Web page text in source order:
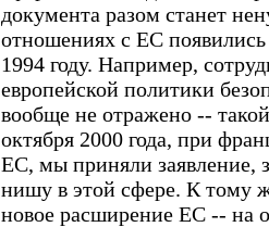
документа разом станет
отношениях с ЕС
1994 году. Например,
европейской политики
вообще не отражено --
октября 2000 года, при
ЕС, мы приняли заявление,
нишу в этой сфере. К тому
новое расширение ЕС -- на